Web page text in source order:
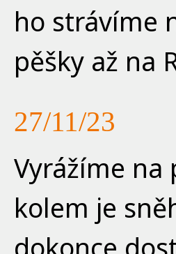
ho strávíme
pěšky až na
27/11/23
Vyrážíme na
kolem je